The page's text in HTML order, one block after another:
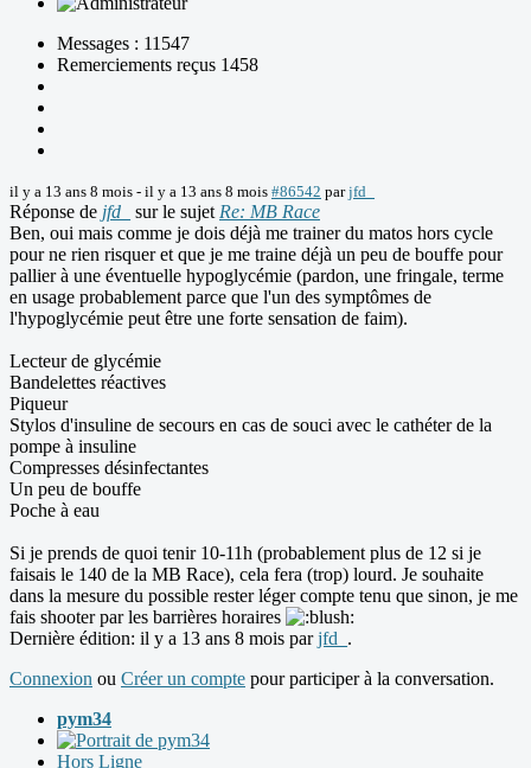
Messages : 11547
Remerciements reçus 1458
il y a 13 ans 8 mois - il y a 13 ans 8 mois #86542 parjfd_
Réponse de jfd_ sur le sujet Re: MB Race
Ben, oui mais comme je dois déjà me trainer du matos hors cycle
pour ne rien risquer et que je me traine déjà un peu de bouffe pour
pallier à une éventuelle hypoglycémie (pardon, une fringale, terme
en usage probablement parce que l'un des symptômes de
l'hypoglycémie peut être une forte sensation de faim).
Lecteur de glycémie
Bandelettes réactives
Piqueur
Stylos d'insuline de secours en cas de souci avec le cathéter de la
pompe à insuline
Compresses désinfectantes
Un peu de bouffe
Poche à eau
Si je prends de quoi tenir 10-11h (probablement plus de 12 si je
faisais le 140 de la MB Race), cela fera (trop) lourd. Je souhaite
dans la mesure du possible rester léger compte tenu que sinon, je me
fais shooter par les barrières horaires
Dernière édition: il y a 13 ans 8 mois parjfd_ .
Connexion ou Créer un compte pour participer à la conversation.
pym34
Hors Ligne